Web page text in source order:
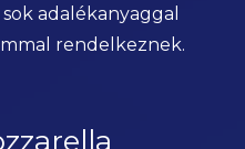
adalékanyaggal
rendelkeznek.